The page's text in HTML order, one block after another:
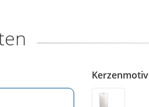
Kerzenmotiv